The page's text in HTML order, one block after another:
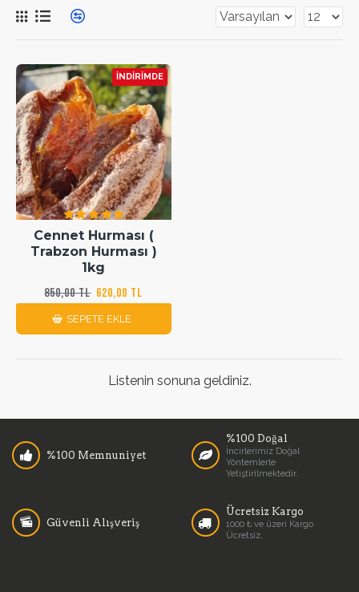
İNDIRIMDE
Cennet Hurması (
Trabzon Hurması )
1kg
620,00 TL
850,00 TL
SEPETE EKLE
Listenin sonuna geldiniz.
%100 Memnuniyet
%100 Doğal
İncirlerimiz Doğal
Yöntemlerle
Yetiştirilmektedir.
Güvenli Alışveriş
Ücretsiz Kargo
1000 ₺ ve üzeri Kargo
Ücretsiz.